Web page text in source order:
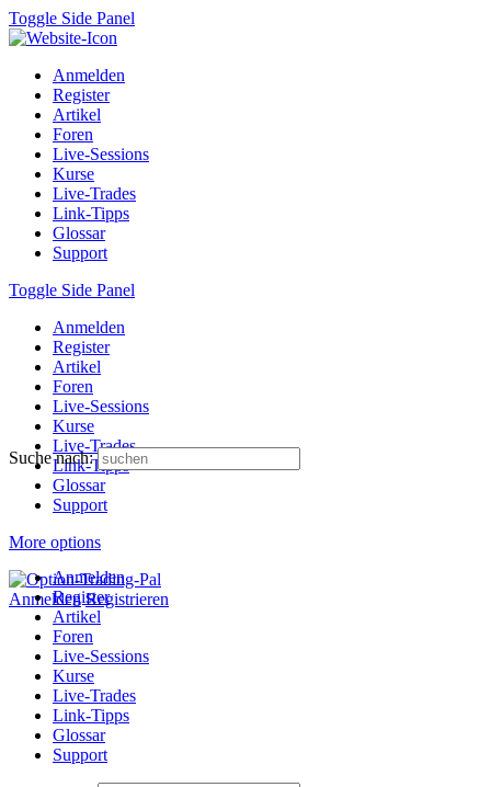
Toggle Side Panel
Anmelden
Register
Artikel
Foren
Live-Sessions
Kurse
Live-Trades
Link-Tipps
Glossar
Support
Toggle Side Panel
Anmelden
Register
Artikel
Foren
Live-Sessions
Kurse
Live-Trades
Link-Tipps
Glossar
Support
More options
Anmelden Registrieren
Suche nach:
Anmelden
Register
Artikel
Foren
Live-Sessions
Kurse
Live-Trades
Link-Tipps
Glossar
Support